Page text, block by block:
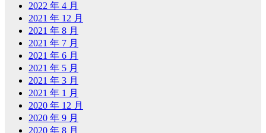
2022 年 4 月
2021 年 12 月
2021 年 8 月
2021 年 7 月
2021 年 6 月
2021 年 5 月
2021 年 3 月
2021 年 1 月
2020 年 12 月
2020 年 9 月
2020 年 8 月